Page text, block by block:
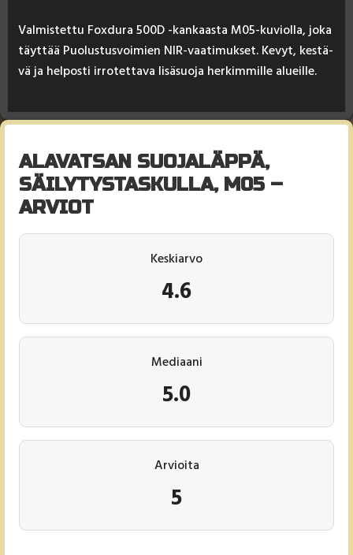
Val­mis­tet­tu Fox­du­ra 500D -kan­kaas­ta M05-ku­viol­la, jo­ka
täyt­tää Puo­lus­tus­voi­mien NIR-vaa­ti­muk­set. Ke­vyt, kes­tä­
vä ja hel­pos­ti ir­ro­tet­ta­va li­sä­suo­ja her­kim­mil­le alueil­le.
ALAVATSAN SUOJALÄPPÄ,
SÄILYTYSTASKULLA, M05 –
ARVIOT
Keskiarvo
4.6
Mediaani
5.0
Arvioita
5